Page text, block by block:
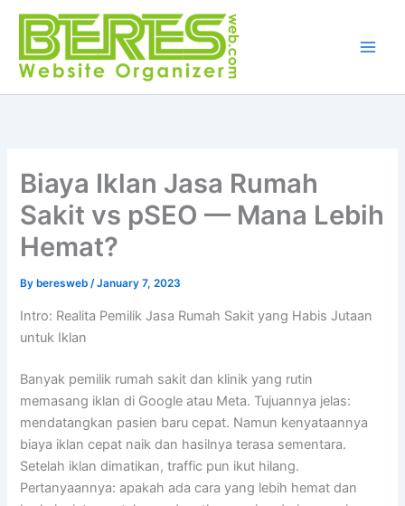
Skip
content
Biaya Iklan Jasa Rumah
Sakit vs pSEO — Mana Lebih
Hemat?
By beresweb/January 7, 2023
Intro: Realita Pemilik Jasa Rumah Sakit yang Habis Jutaan
untuk Iklan
Banyak pemilik rumah sakit dan klinik yang rutin
memasang iklan di Google atau Meta. Tujuannya jelas:
mendatangkan pasien baru cepat. Namun kenyataannya
biaya iklan cepat naik dan hasilnya terasa sementara.
Setelah iklan dimatikan, traffic pun ikut hilang.
Pertanyaannya: apakah ada cara yang lebih hemat dan